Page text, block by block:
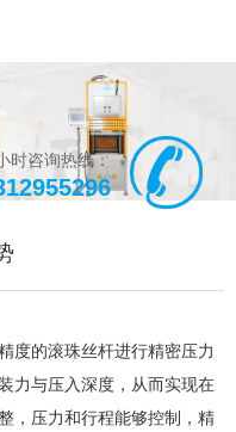
时咨询热线：
度的滚珠丝杆进行精密压力
力与压入深度，从而实现在
，压力和行程能够控制，精